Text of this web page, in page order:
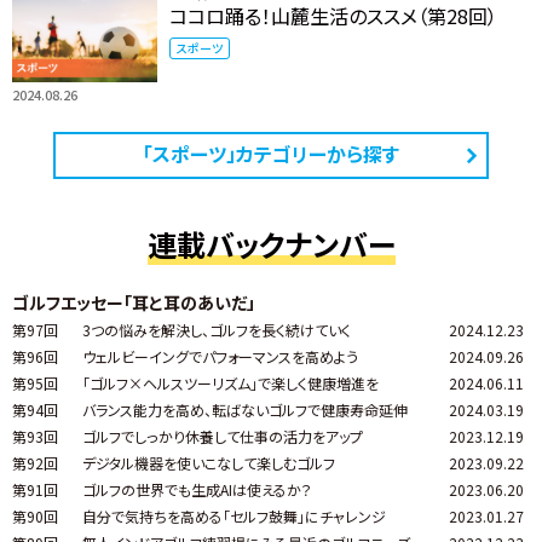
2024.08.26
ココロ踊る！山麓生活のススメ（第28回）
スポーツ
「スポーツ」カテゴリーから探す
連載バックナンバー
ゴルフエッセー「耳と耳のあいだ」
第97回 3つの悩みを解決し、ゴルフを長く続けていく
2024.12.23
第96回
ウェルビーイングでパフォーマンスを高めよう
2024.09.26
第95回
「ゴルフ×ヘルスツーリズム」で楽しく健康増進を
2024.06.11
第94回
バランス能力を高め、転ばないゴルフで健康寿命延伸
2024.03.19
第93回
ゴルフでしっかり休養して仕事の活力をアップ
2023.12.19
第92回
デジタル機器を使いこなして楽しむゴルフ
2023.09.22
第91回
ゴルフの世界でも生成AIは使えるか？
2023.06.20
第90回
自分で気持ちを高める「セルフ鼓舞」にチャレンジ
2023.01.27